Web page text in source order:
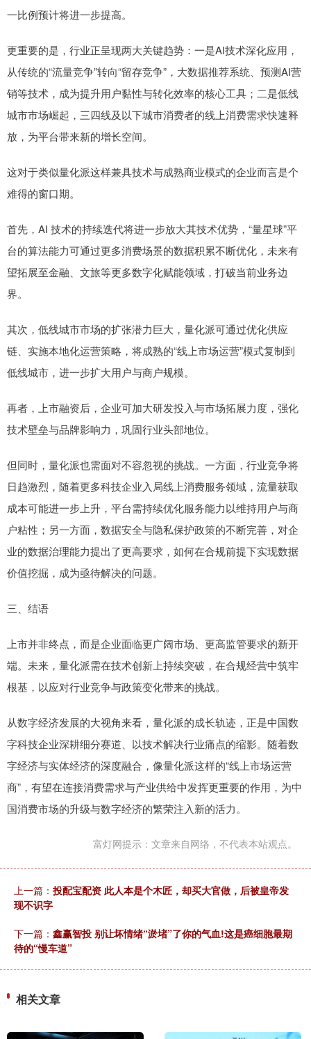
一比例预计将进一步提高。
更重要的是，行业正呈现两大关键趋势：一是AI技术深化应用，
从传统的“流量竞争”转向“留存竞争”，大数据推荐系统、预测AI营
销等技术，成为提升用户黏性与转化效率的核心工具；二是低线
城市市场崛起，三四线及以下城市消费者的线上消费需求快速释
放，为平台带来新的增长空间。
这对于类似量化派这样兼具技术与成熟商业模式的企业而言是个
难得的窗口期。
首先，AI 技术的持续迭代将进一步放大其技术优势，“量星球”平
台的算法能力可通过更多消费场景的数据积累不断优化，未来有
望拓展至金融、文旅等更多数字化赋能领域，打破当前业务边
界。
其次，低线城市市场的扩张潜力巨大，量化派可通过优化供应
链、实施本地化运营策略，将成熟的“线上市场运营”模式复制到
低线城市，进一步扩大用户与商户规模。
再者，上市融资后，企业可加大研发投入与市场拓展力度，强化
技术壁垒与品牌影响力，巩固行业头部地位。
但同时，量化派也需面对不容忽视的挑战。一方面，行业竞争将
日趋激烈，随着更多科技企业入局线上消费服务领域，流量获取
成本可能进一步上升，平台需持续优化服务能力以维持用户与商
户粘性；另一方面，数据安全与隐私保护政策的不断完善，对企
业的数据治理能力提出了更高要求，如何在合规前提下实现数据
价值挖掘，成为亟待解决的问题。
三、结语
上市并非终点，而是企业面临更广阔市场、更高监管要求的新开
端。未来，量化派需在技术创新上持续突破，在合规经营中筑牢
根基，以应对行业竞争与政策变化带来的挑战。
从数字经济发展的大视角来看，量化派的成长轨迹，正是中国数
字科技企业深耕细分赛道、以技术解决行业痛点的缩影。随着数
字经济与实体经济的深度融合，像量化派这样的“线上市场运营
商”，有望在连接消费需求与产业供给中发挥更重要的作用，为中
国消费市场的升级与数字经济的繁荣注入新的活力。
富灯网提示：文章来自网络，不代表本站观点。
上一篇： 投配宝配资 此人本是个木匠，却买大官做，后被皇帝发
现不识字
下一篇： 鑫赢智投 别让坏情绪“淤堵”了你的气血!这是癌细胞最期
待的“慢车道”
相关文章